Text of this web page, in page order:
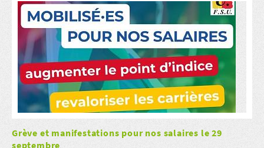
Grève et manifestations pour nos salaires le 29
septembre